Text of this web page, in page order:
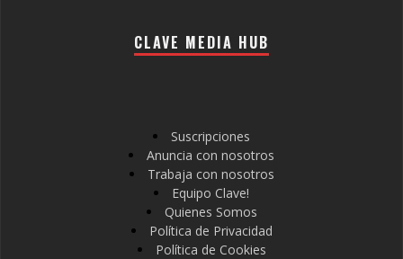
CLAVE MEDIA HUB
Suscripciones
Anuncia con nosotros
Trabaja con nosotros
Equipo Clave!
Quienes Somos
Política de Privacidad
Política de Cookies